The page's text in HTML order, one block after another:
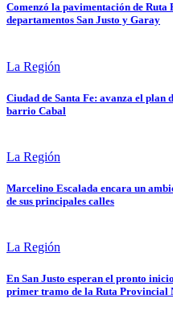
Comenzó la pavimentación de
departamentos San Justo y Garay
La Región
Ciudad de Santa Fe: avanza el plan
barrio Cabal
La Región
Marcelino Escalada encara un
de sus principales calles
La Región
En San Justo esperan el pronto
primer tramo de la Ruta Provincial